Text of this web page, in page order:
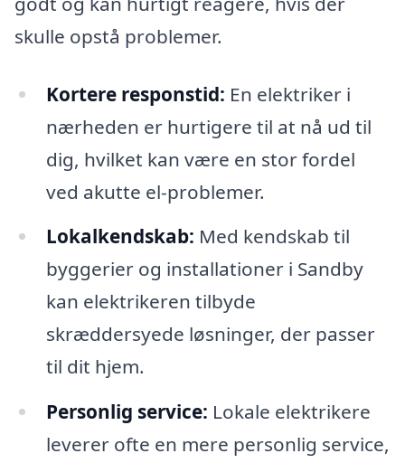
skulle opstå problemer.
Kortere responstid: En elektriker i
nærheden er hurtigere til at nå ud til
dig, hvilket kan være en stor fordel
ved akutte el-problemer.
Lokalkendskab: Med kendskab til
byggerier og installationer i Sandby
kan elektrikeren tilbyde
skræddersyede løsninger, der passer
til dit hjem.
Personlig service: Lokale elektrikere
leverer ofte en mere personlig service,